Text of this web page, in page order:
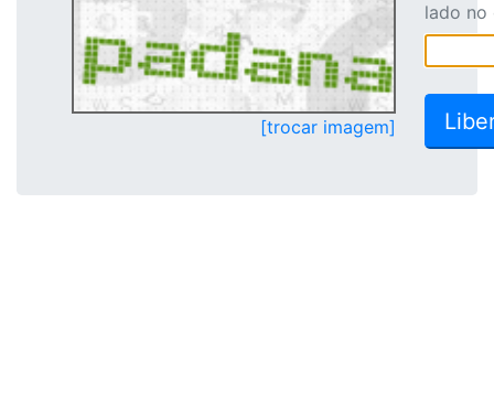
[trocar imagem]
lado no